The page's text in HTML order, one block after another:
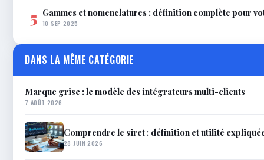
5 Gammes et nomenclatures : définition complète pour
10 SEP 2025
DANS LA MÊME CATÉGORIE
Marque grise : le modèle des intégrateurs multi-clients
7 AOÛT 2026
Comprendre le siret : définition et utilité
28 JUIN 2026